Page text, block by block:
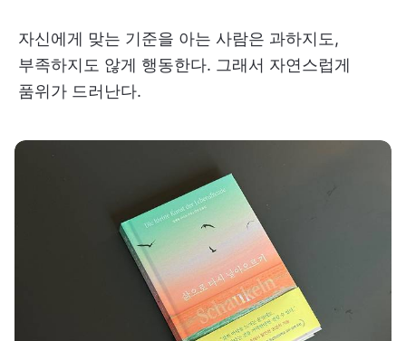
자신에게 맞는 기준을 아는 사람은 과하지도,
부족하지도 않게 행동한다. 그래서 자연스럽게
품위가 드러난다.